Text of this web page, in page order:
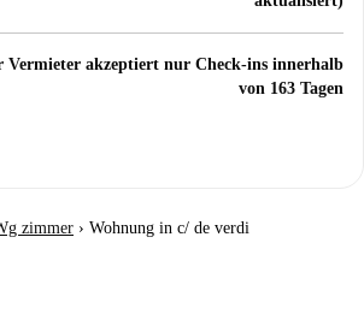
Vermieter akzeptiert nur Check-ins innerhalb
von 163 Tagen
zimmer › Wohnung in c/ de verdi